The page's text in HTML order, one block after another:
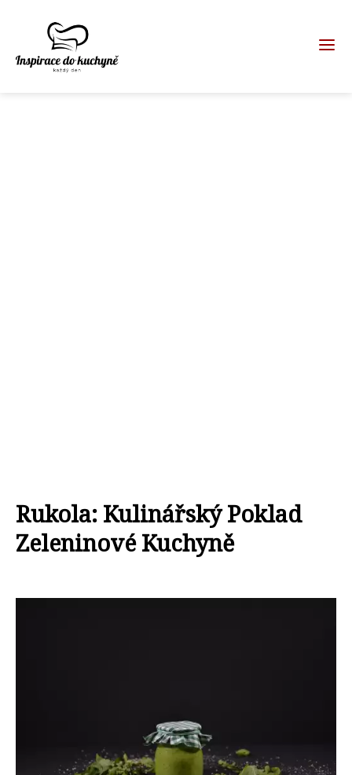
Rukola: Kulinářský Poklad
Zeleninové Kuchyně